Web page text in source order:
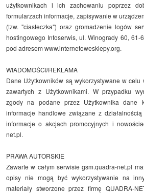
użytkownikach i ich zachowaniu poprzez
formularzach informacje, zapisywanie w
(tzw. "ciasteczka") oraz gromadzenie logów
hostingowego Infoserwis, ul. Winogrady 60, 61-
pod adresem www.internetowesklepy.org.
WIADOMOŚCI/REKLAMA
Dane Użytkowników są wykorzystywane w
zawartych z Użytkownikami. W przypadku
zgody na podane przez Użytkownika dane
informacje handlowe związane z
informacje o akcjach promocyjnych i
net.pl.
PRAWA AUTORSKIE
Zawarte w całym serwisie gsm.quadra-net.pl
opisy nie mogą być wykorzystywanie na
materiały stworzone przez firmę QUADRA-